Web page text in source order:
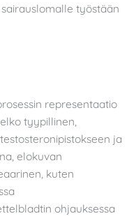
työstään
representaatio
tyypillinen,
ja
elokuvan
kuten
ohjauksessa